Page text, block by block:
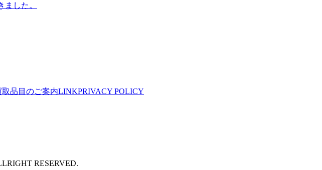
した。
取品目のご案内LINKPRIVACY POLICY
RESERVED.